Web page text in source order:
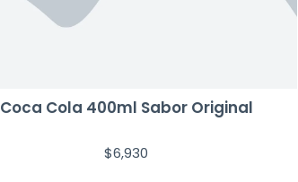
Coca Cola 400ml Sabor Original
$6,930